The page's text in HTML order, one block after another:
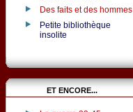
Des faits et des hommes
Petite bibliothèque
insolite
ET ENCORE...